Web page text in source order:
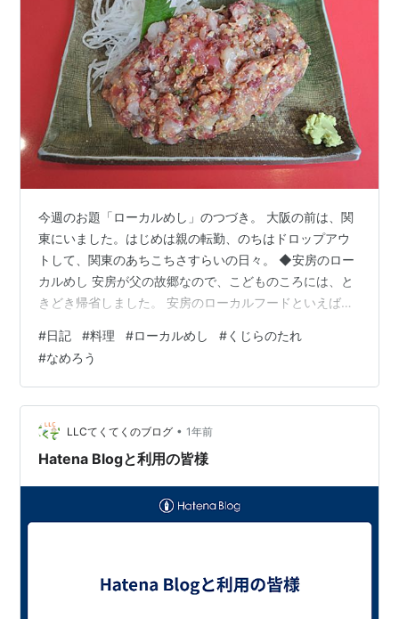
今週のお題「ローカルめし」のつづき。 大阪の前は、関
東にいました。はじめは親の転勤、のちはドロップアウ
トして、関東のあちこちさすらいの日々。 ◆安房のロー
カルめし 安房が父の故郷なので、こどものころには、と
きどき帰省しました。 安房のローカルフードといえば、
たれは、沿岸で捕れるツチクジラの肉を、天日干しで乾
し肉にした、くじらジャーキーです。 このくじらのた
れ、世界でも日本だけ、日本でも千葉県だけ、千葉県で
も安房地方でしか食べれない、超ローカルメニューなの
です。 火であぶって、あつあつのうちに手で裂いて、お
醤油ひとたらしでいただきます。 筋張っ…
#日記 #料理 #ローカルめし #くじらのたれ
#なめろう
LLCてくてくのブログ • 1年前
Hatena Blogと利用の皆様